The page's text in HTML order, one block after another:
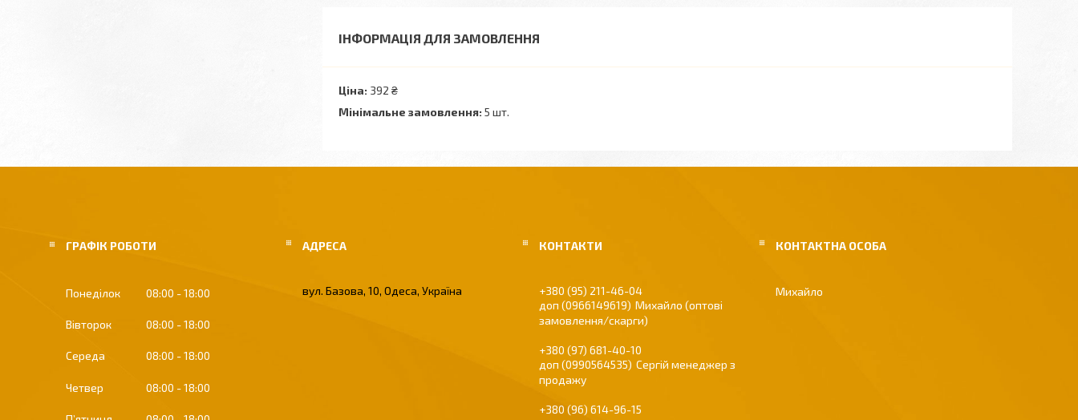
ІНФОРМАЦІЯ ДЛЯ ЗАМОВЛЕННЯ
Ціна: 392 ₴
Мінімальне замовлення: 5 шт.
ГРАФІК РОБОТИ
Понеділок 08:00 18:00
Вівторок 08:00 18:00
Середа 08:00 18:00
Четвер 08:00 18:00
вул. Базова, 10, Одеса, Україна
+380 (95) 211-46-04
0966149619
Михайло (оптові
замовлення/скарги)
+380 (97) 681-40-10
0990564535
Сергій менеджер з
продажу
+380 (96) 614-96-15
Михайло